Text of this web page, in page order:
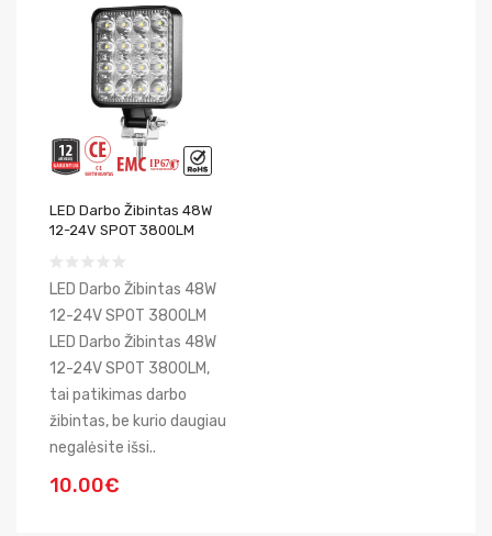
LED Darbo Žibintas 48W
12-24V SPOT 3800LM
LED Darbo Žibintas 48W
12-24V SPOT 3800LM
LED Darbo Žibintas 48W
12-24V SPOT 3800LM,
tai patikimas darbo
žibintas, be kurio daugiau
negalėsite išsi..
10.00€